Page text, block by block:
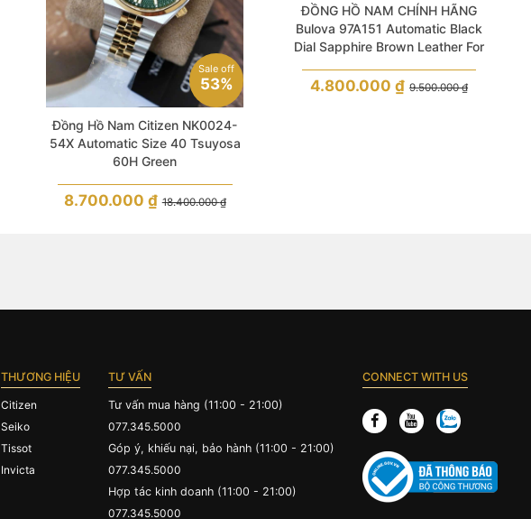
Sale off
53%
Đồng Hồ Nam Citizen NK0024-
54X Automatic Size 40 Tsuyosa
60H Green
18.400.000₫
8.700.000 ₫
ĐỒNG HỒ NAM CHÍNH HÃNG
Bulova 97A151 Automatic Black
Dial Sapphire Brown Leather For
9.500.000₫
4.800.000₫
THƯƠNG HIỆU
Citizen
Seiko
Tissot
Invicta
TƯ VẤN
Tư vấn mua hàng (11:00 - 21:00)
077.345.5000
Góp ý, khiếu nại, bảo hành (11:00 - 21:00)
077.345.5000
Hợp tác kinh doanh (11:00 - 21:00)
077.345.5000
CONNECT WITH US